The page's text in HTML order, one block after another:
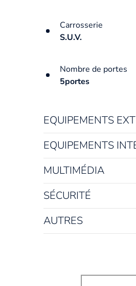
Carrosserie
S.U.V.
Nombre de portes
5portes
EQUIPEMENTS
EQUIPEMENTS
MULTIMÉDIA
SÉCURITÉ
AUTRES